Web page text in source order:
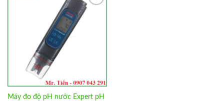
Add to
Wishlist
Máy đo độ pH nước Expert pH